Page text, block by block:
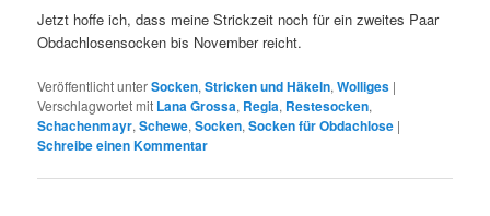
Jetzt hoffe ich, dass meine Strickzeit noch für ein zweites Paar
Obdachlosensocken bis November reicht.
Veröffentlicht unterSocken,Stricken und Häkeln,Wolliges |
Verschlagwortet mit Lana Grossa, Regia, Restesocken,
Schachenmayr,Schewe,Socken,Socken für Obdachlose |
Schreibe einen Kommentar